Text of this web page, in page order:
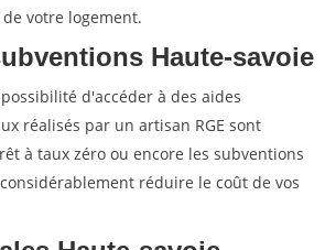
votre logement.
Haute-savoie
d'accéder à des aides
réalisés par un artisan RGE sont
à taux zéro ou encore les subventions
réduire le coût de vos